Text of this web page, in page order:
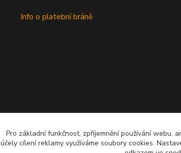
Info o platební bráně
Pro základní funkčnost, zpříjemnění používání webu,
účely cílení reklamy využíváme soubory cookies.